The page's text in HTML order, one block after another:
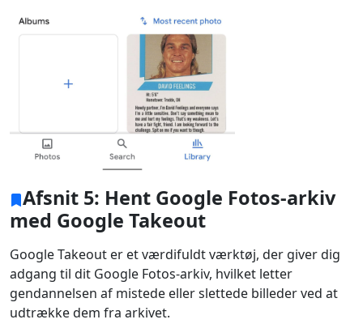
Afsnit 5: Hent Google Fotos-arkiv
med Google Takeout
Google Takeout er et værdifuldt værktøj, der giver dig
adgang til dit Google Fotos-arkiv, hvilket letter
gendannelsen af ​​mistede eller slettede billeder ved at
udtrække dem fra arkivet.
Español
Français
Norsk
Suomalainen
Ελληνικά
русский
Bahasa Melayu
ไทย
한국어
Română
Polskie
Gaeilge
繁體中文